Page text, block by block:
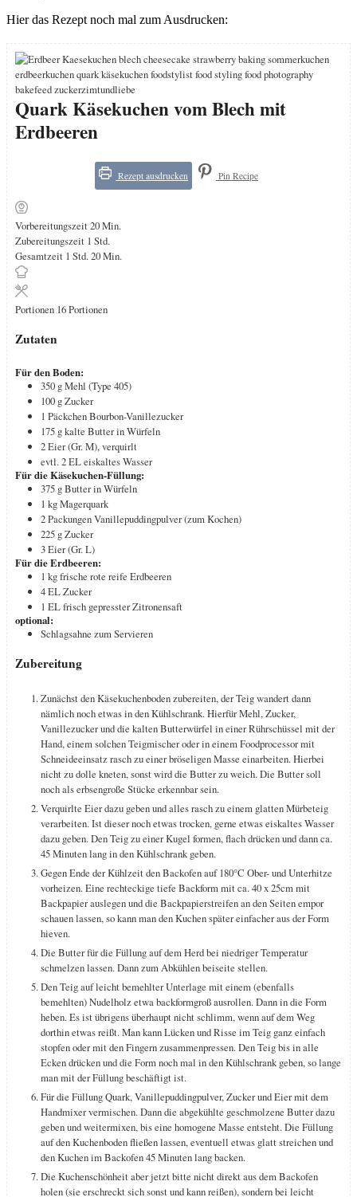
Hier das Rezept noch mal zum Ausdrucken:
Quark Käsekuchen vom Blech mit
Erdbeeren
Rezept ausdrucken Pin Recipe
Vorbereitungszeit20Minuten
Min.
Zubereitungszeit 1 Stunde
Std.
Gesamtzeit 1 Stunde
Std.20Minuten
Min.
Portionen 16Portionen
Zutaten
Für den Boden:
350 gMehl (Type 405)
100 gZucker
1 PäckchenBourbon-Vanillezucker
175 gkalte Butter in Würfeln
2Eier (Gr. M), verquirlt
evtl. 2ELeiskaltes Wasser
Für die Käsekuchen-Füllung:
375 gButter in Würfeln
1 kgMagerquark
2PackungenVanillepuddingpulver (zum Kochen)
225 gZucker
3Eier (Gr. L)
Für die Erdbeeren:
1 kgfrische rote reife Erdbeeren
4ELZucker
1 ELfrisch gepresster Zitronensaft
optional:
Schlagsahne zum Servieren
Zubereitung
Zunächst den Käsekuchenboden zubereiten, der Teig wandert dann
nämlich noch etwas in den Kühlschrank. Hierfür Mehl, Zucker,
Vanillezucker und die kalten Butterwürfel in einer Rührschüssel mit der
Hand, einem solchen Teigmischer oder in einem Foodprocessor mit
Schneideeinsatz rasch zu einer bröseligen Masse einarbeiten. Hierbei
nicht zu dolle kneten, sonst wird die Butter zu weich. Die Butter soll
noch als erbsengroße Stücke erkennbar sein.
Verquirlte Eier dazu geben und alles rasch zu einem glatten Mürbeteig
verarbeiten. Ist dieser noch etwas trocken, gerne etwas eiskaltes Wasser
dazu geben. Den Teig zu einer Kugel formen, flach drücken und dann ca.
45 Minuten lang in den Kühlschrank geben.
Gegen Ende der Kühlzeit den Backofen auf 180°C Ober- und Unterhitze
vorheizen. Eine rechteckige tiefe Backform mit ca. 40 x 25cm mit
Backpapier auslegen und die Backpapierstreifen an den Seiten empor
schauen lassen, so kann man den Kuchen später einfacher aus der Form
hieven.
Die Butter für die Füllung auf dem Herd bei niedriger Temperatur
schmelzen lassen. Dann zum Abkühlen beiseite stellen.
Den Teig auf leicht bemehlter Unterlage mit einem (ebenfalls
bemehlten) Nudelholz etwa backformgroß ausrollen. Dann in die Form
heben. Es ist übrigens überhaupt nicht schlimm, wenn auf dem Weg
dorthin etwas reißt. Man kann Lücken und Risse im Teig ganz einfach
stopfen oder mit den Fingern zusammenpressen. Den Teig bis in alle
Ecken drücken und die Form noch mal in den Kühlschrank geben, so lange
man mit der Füllung beschäftigt ist.
Für die Füllung Quark, Vanillepuddingpulver, Zucker und Eier mit dem
Handmixer vermischen. Dann die abgekühlte geschmolzene Butter dazu
geben und weitermixen, bis eine homogene Masse entsteht. Die Füllung
auf den Kuchenboden fließen lassen, eventuell etwas glatt streichen und
den Kuchen im Backofen 45 Minuten lang backen.
Die Kuchenschönheit aber jetzt bitte nicht direkt aus dem Backofen
holen (sie erschreckt sich sonst und kann reißen), sondern bei leicht